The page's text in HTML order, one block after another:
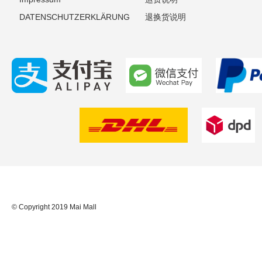
DATENSCHUTZERKLÄRUNG
退换货说明
© Copyright 2019 Mai Mall